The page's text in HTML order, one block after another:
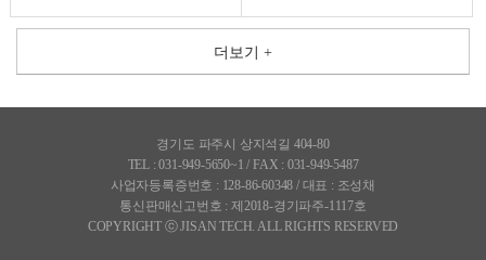
더보기 +
경기도 파주시 상지석길 404-80
TEL : 031-949-5650~1 / FAX : 031-949-5487
사업자등록증번호 : 128-86-60348 / 대표 : 조성채
통신판매신고번호 : 제2018-경기파주-1117호
COPYRIGHT ⓒ JISAN TECH. ALL RIGHTS RESERVED